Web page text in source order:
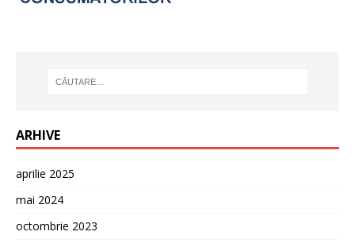
ARHIVE
aprilie 2025
mai 2024
octombrie 2023